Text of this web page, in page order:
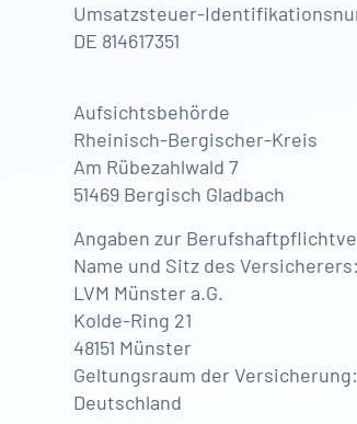
Umsatzsteuer-
DE 814617351
Aufsichtsbehörde
Rheinisch-Bergischer-Kreis
Am Rübezahlwald 7
51469 Bergisch Gladbach
Angaben zur
Name und Sitz des Versicherers:
LVM Münster a.G.
Kolde-Ring 21
48151 Münster
Geltungsraum der Versicherung:
Deutschland